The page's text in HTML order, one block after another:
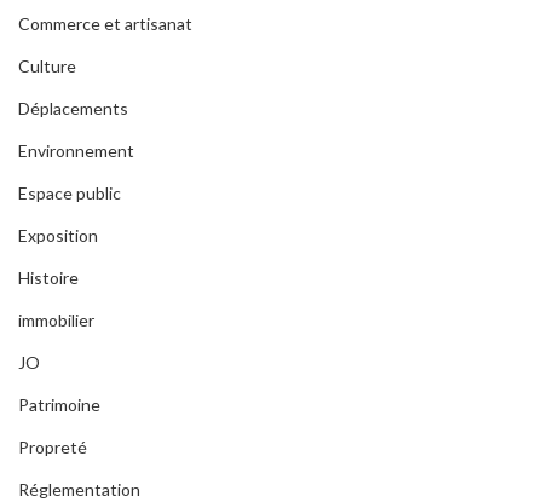
Commerce et artisanat
Culture
Déplacements
Environnement
Espace public
Exposition
Histoire
immobilier
JO
Patrimoine
Propreté
Réglementation